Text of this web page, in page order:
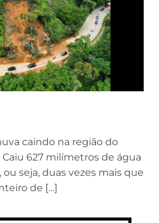
caindo na região do
627 milímetros de água
seja, duas vezes mais que
de […]